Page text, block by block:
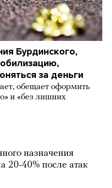
Бурдинского,
за деньги
обещает оформить
и «без лишних
назначения
20-40% после атак